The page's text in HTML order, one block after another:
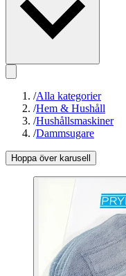
/Alla kategorier
/Hem & Hushåll
/Hushållsmaskiner
/Dammsugare
Hoppa över karusell